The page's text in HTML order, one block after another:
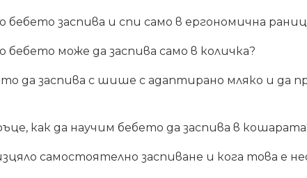
бебето заспива и спи само в ергономична
бебето може да заспива само в количка?
да заспива с шише с адаптирано мляко и да
как да научим бебето да заспива в
самостоятелно заспиване и кога това е